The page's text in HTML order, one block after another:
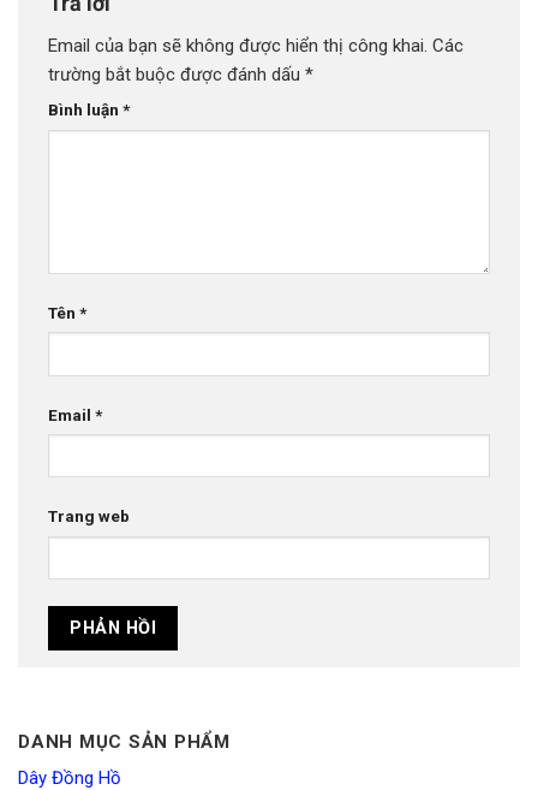
Email của bạn sẽ không được hiển thị công khai. Các
trường bắt buộc được đánh dấu *
Bình luận *
Tên *
Email *
Trang web
DANH MỤC SẢN PHẨM
Dây Đồng Hồ